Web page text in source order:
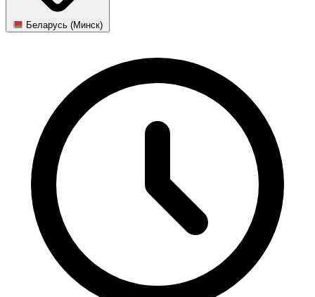
Беларусь (Минск)